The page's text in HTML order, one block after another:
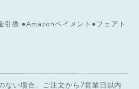
引換 ●Amazonペイメント●フェアト
ない場合、ご注文から7営業日以内